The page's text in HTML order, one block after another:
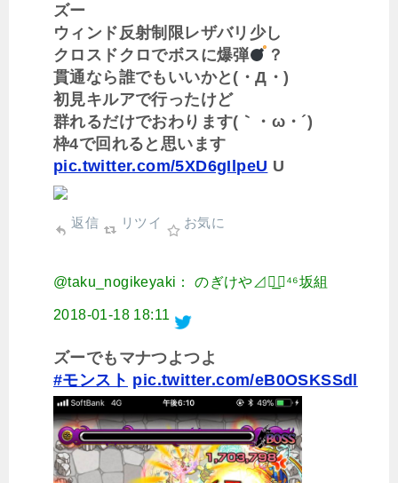
ズー
ウィンド反射制限レザバリ少し
クロスドクロでボスに爆弾
？
貫通なら誰でもいいかと(・Д・)
初見キルアで行ったけど
群れるだけでおわります(｀・ω・´)
枠4で回れると思います
pic.twitter.com/5XD6gIlpeU U
返信 リツイ お気に
@taku_nogikeyaki： のぎけや⊿◢͟￨⁴⁶坂組
2018-01-18 18:11
ズーでもマナつよつよ
#モンスト pic.twitter.com/eB0OSKSSdl